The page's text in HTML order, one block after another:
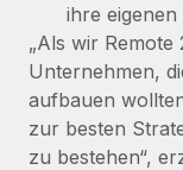
ihre
„Als wir
Unternehmen,
aufbauen
zur besten
zu bestehen“,